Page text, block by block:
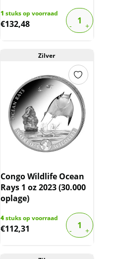
1 stuks op voorraad
€132,48
Zilver
Congo Wildlife Ocean
Rays 1 oz 2023 (30.000
oplage)
4stuks op voorraad
€112,31